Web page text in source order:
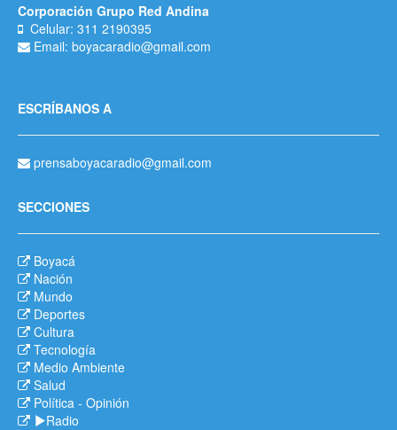
Corporación Grupo Red Andina
Celular: 311 2190395
Email: boyacaradio@gmail.com
ESCRÍBANOS A
prensaboyacaradio@gmail.com
SECCIONES
Boyacá
Nación
Mundo
Deportes
Cultura
Tecnología
Medio Ambiente
Salud
Política - Opinión
Radio